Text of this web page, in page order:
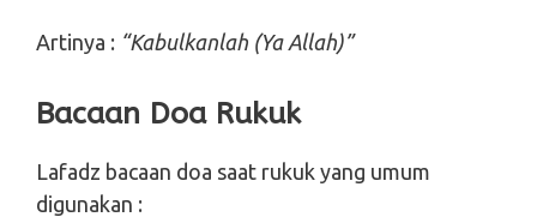
Artinya : “Kabulkanlah (Ya Allah)”
Bacaan Doa Rukuk
Lafadz bacaan doa saat rukuk yang umum
digunakan :